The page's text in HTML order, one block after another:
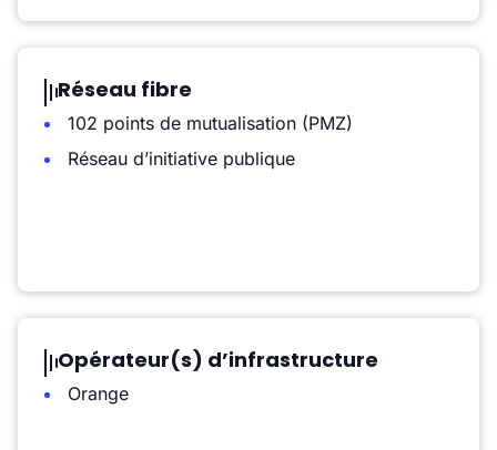
Réseau fibre
102 points de mutualisation (PMZ)
Réseau d’initiative publique
Opérateur(s) d’infrastructure
Orange